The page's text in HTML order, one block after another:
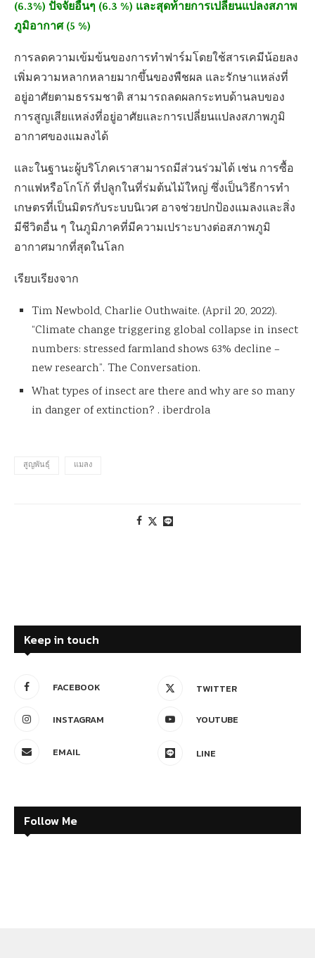
(6.3%) ปัจจัยอื่นๆ (6.3 %) และสุดท้ายการเปลี่ยนแปลงสภาพ
ภูมิอากาศ (5 %)
การลดความเข้มข้นของการทำฟาร์มโดยใช้สารเคมีน้อยลง
เพิ่มความหลากหลายมากขึ้นของพืชผล และรักษาแหล่งที่
อยู่อาศัยตามธรรมชาติ สามารถลดผลกระทบด้านลบของ
การสูญเสียแหล่งที่อยู่อาศัยและการเปลี่ยนแปลงสภาพภูมิ
อากาศของแมลงได้
และในฐานะผู้บริโภคเราสามารถมีส่วนร่วมได้ เช่น การซื้อ
กาแฟหรือโกโก้ ที่ปลูกในที่ร่มต้นไม้ใหญ่ ซึ่งเป็นวิธีการทำ
เกษตรที่เป็นมิตรกับระบบนิเวศ อาจช่วยปกป้องแมลงและสิ่ง
มีชีวิตอื่น ๆ ในภูมิภาคที่มีความเปราะบางต่อสภาพภูมิ
อากาศมากที่สุดในโลก
เรียบเรียงจาก
Tim Newbold, Charlie Outhwaite. (April 20, 2022).
“Climate change triggering global collapse in insect
numbers: stressed farmland shows 63% decline –
new research”. The Conversation.
What types of insect are there and why are so many
in danger of extinction? . iberdrola
สูญพันธุ์ แมลง
Keep in touch
FACEBOOK TWITTER
INSTAGRAM YOUTUBE
EMAIL LINE
Follow Me